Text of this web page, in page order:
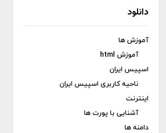
دانلود
آموزش ها
آموزش html
اسپیس ایران
ناحیه کاربری اسپیس ایران
اینترنت
آشنایی با پورت ها
دامنه ها